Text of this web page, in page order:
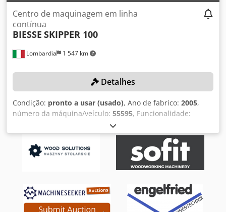
Lombardia 1 547 km
Centro de maquinagem em linha
contínua
BIESSE SKIPPER 100
Detalhes
Condição: pronto a usar (usado), Ano de fabrico: 2005,
número da máquina/veículo: 55595, Funcionalidade:
, curso do eixo X:
eixo Y:1 000 mm, curso do eixo Z:60 mm, peso total:3 000
, modelo de controlador:
, DETALHES TÉCNICOS
Área de trabalho eixo X: 3.000 mm Área de trabalho eixo Y:
1.000 mm Área de trabalho eixo Z: 60 mm DETALHES DA
Peso: 3.000 kg EQUIPAMENTO Sistema automático de carga
com transportador de correia motorizado 2 grampos para
fixação e transporte do painel 1+1 eletromandril vertical